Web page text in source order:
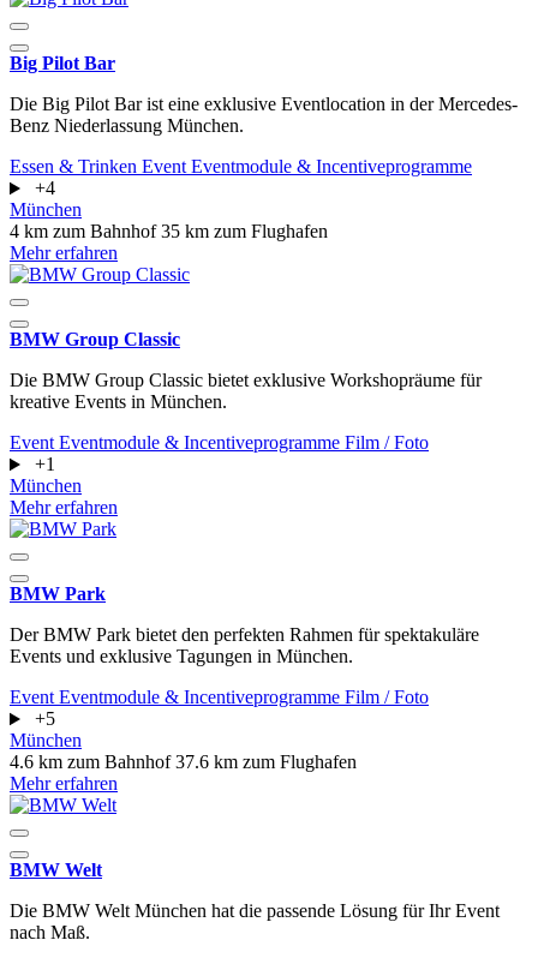
Big Pilot Bar
Die Big Pilot Bar ist eine exklusive Eventlocation in der Mercedes-
Benz Niederlassung München.
Essen & Trinken Event Eventmodule & Incentiveprogramme
+4
München
4 km zum Bahnhof35 km zum Flughafen
Mehr erfahren
BMW Group Classic
Die BMW Group Classic bietet exklusive Workshopräume für
kreative Events in München.
Event Eventmodule & Incentiveprogramme Film / Foto
+1
München
Mehr erfahren
BMW Park
Der BMW Park bietet den perfekten Rahmen für spektakuläre
Events und exklusive Tagungen in München.
Event Eventmodule & Incentiveprogramme Film / Foto
+5
München
4.6 km zum Bahnhof37.6 km zum Flughafen
Mehr erfahren
BMW Welt
Die BMW Welt München hat die passende Lösung für Ihr Event
nach Maß.